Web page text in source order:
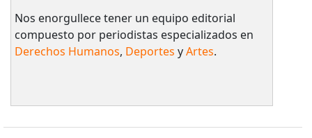
Nos enorgullece tener un equipo editorial
compuesto por periodistas especializados en
Derechos Humanos, Deportes yArtes.